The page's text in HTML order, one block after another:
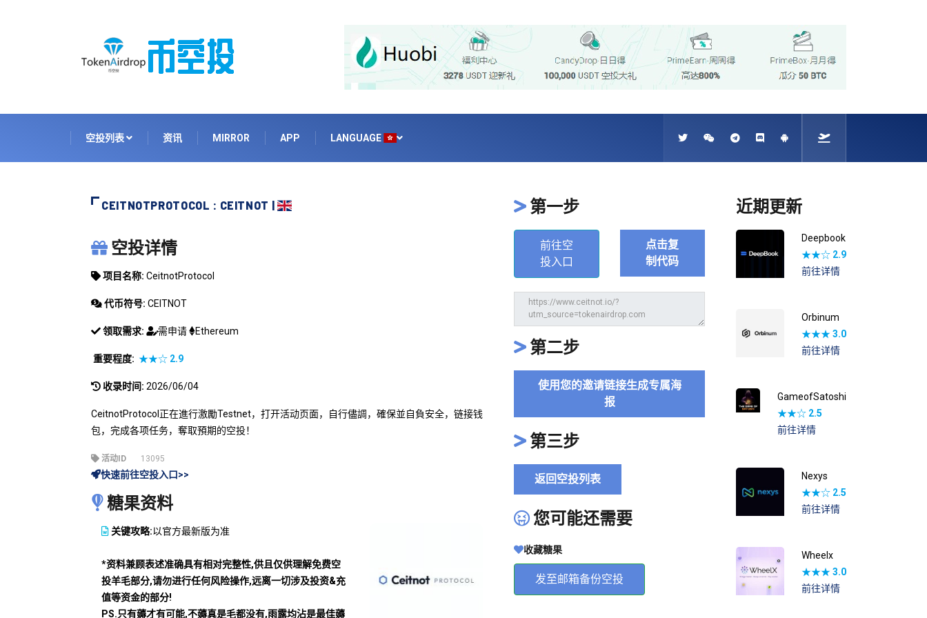
空投列表 资讯 MIRROR APP LANGUAGE
CEITNOTPROTOCOL : CEITNOT |
CEITNOTPROTOCOL
空投详情
项目名称: CeitnotProtocol
代币符号: CEITNOT
领取需求: 需申请 Ethereum
重要程度: ★★☆ 2.9
收录时间: 2026/06/04
CeitnotProtocol正在進行激勵Testnet，打开活动页面，自行儘調，確保並自負安全，链接钱
包，完成各项任务，奪取預期的空投！
活动ID 13095
快速前往空投入口>>
糖果资料
关键攻略:以官方最新版为准
*资料兼顾表述准确具有相对完整性,供且仅供理解免费空
投羊毛部分,请勿进行任何风险操作,远离一切涉及投资&充
值等资金的部分!
PS.只有薅才有可能,不薅真是毛都没有,雨露均沾是最佳薅
第一步
前往空
投入口
点击复
制代码
第二步
使用您的邀请链接生成专属海
报
第三步
返回空投列表
您可能还需要
收藏糖果
发至邮箱备份空投
近期更新
Deepbook
★★☆ 2.9
前往详情
Orbinum
★★★3.0
前往详情
GameofSatoshi
★★☆ 2.5
前往详情
Nexys
★★☆ 2.5
前往详情
Wheelx
★★★3.0
前往详情